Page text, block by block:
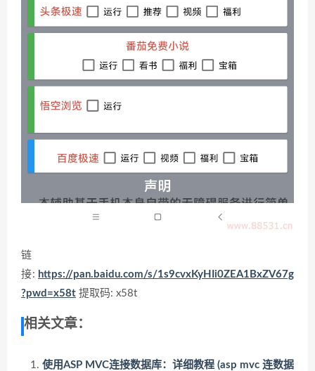
链
接: https://pan.baidu.com/s/1s9cvxKyHIi0ZEA1BxZV67g
?pwd=x58t 提取码: x58t
相关文章：
使用ASP MVC连接数据库：详细教程 (asp mvc 连数据